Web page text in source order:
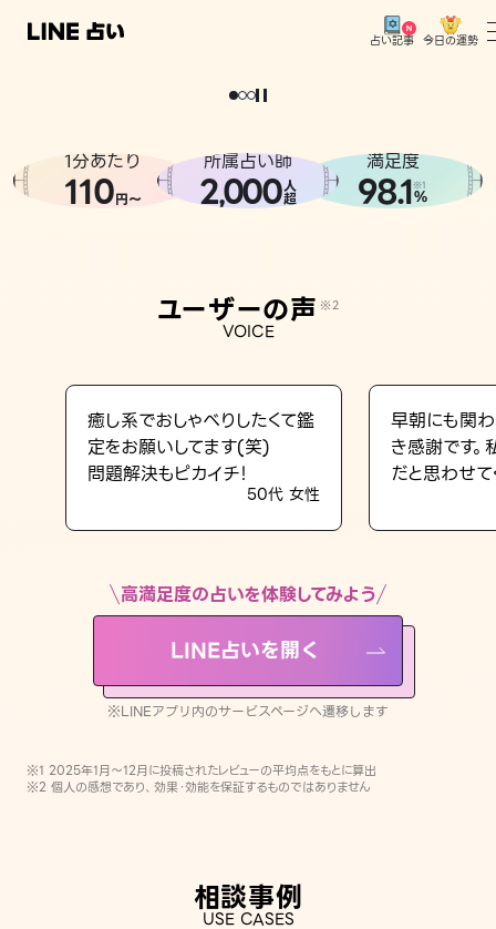
占い記事 今日の運勢
相談事例
占い記事
LINE占いを開く
※LINEアプリ内のサービスページへ遷移します
どうせなら
。
1分あたり
110円〜
所属占い師
2,000人
超
満足度
98.1※1
%
ユーザーの声 ※2
VOICE
癒し系でおしゃべりしたくて鑑
定をお願いしてます(笑)
問題解決もピカイチ！
50代 女性
早朝にも関
き感謝です
だと思わせて
高満足度の占いを体験してみよう
LINE占いを開く
※LINEアプリ内のサービスページへ遷移します
※1 2025年1月〜12月に投稿されたレビューの平均点をもとに算出
※2 個人の感想であり、効果・効能を保証するものではありません
相談事例
USE CASES